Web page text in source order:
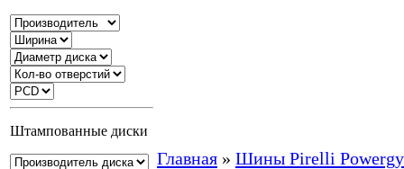
Штампованные диски
Главная » Шины Pirelli Powergy